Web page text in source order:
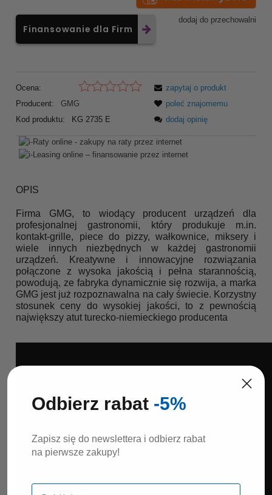
dodaj do przechowalni
Finansowanie dla Firm
Ocena:
Producent:
GMG
Kod produktu:
KG 2735 E
zapytaj o produkt
poleć znajomemu
dodaj opinię
OPIS
Firma GMG, to wiodący producent urządzeń dla
profesjonalnej gastronomii, który produkuje m.in.
kontakt-grille, piece do pizzy, wałkownice, miksery i
wiele innych niezbędnych w każdej gastronomii
urządzeń. Kreatywne i innowacyjne rozwiązania
połączone z wysoka jakością i pełna starannością,
powodują, ze fabryka dynamicznie się rozwija, a marka
GMG jest już rozpoznawalna na cały świecie. Korzystny
stosunek ceny do wysokiej jakości, to z pewnością
największy atut turecko-niemieckiego producenta
Odbierz rabat -5%
Zapisz się do newslettera i odbierz rabat
na pierwsze zakupy!